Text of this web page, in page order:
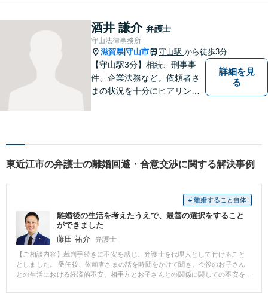
酒井 謙介 弁護士
守山法律事務所
滋賀県|守山市 守山駅 から徒歩3分
【守山駅3分】相続、刑事事
件、企業法務など。依頼者さ
まの状況を十分にヒアリング
ます。お気軽にご相談くださ
詳細を見
る
東近江市の弁護士の離婚回避・合意交渉に関する解決事例
# 離婚すること自体
離婚後の生活を考えたうえで、最善の選択をすること
ができました
藤田 祐介 弁護士
【ご相談内容】裁判手続きに不安を感じ、弁護士を代理人として付けること
としました。 受任後、依頼者さまの話を時間をかけて聞き、今後のお子さん
との生活における経済的不安、相手方とお子さんとの関係に関しての不安を